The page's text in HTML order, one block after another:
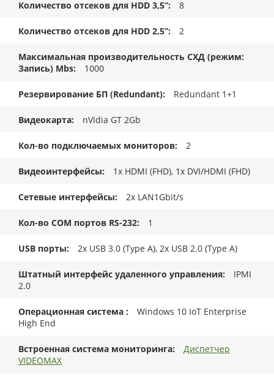
Количество отсеков для HDD 3,5” 8
Количество отсеков для HDD 2,5” 2
Максимальная производительность СХД (режим:
Запись) Mbs
1000
Резервирование БП (Redundant) Redundant 1+1
Видеокарта nVidia GT 2Gb
Кол-во подключаемых мониторов 2
Видеоинтерфейсы 1x HDMI (FHD), 1x DVI/HDMI (FHD)
Сетевые интерфейсы 2x LAN1Gbit/s
Кол-во COM портов RS-232 1
USB порты 2x USB 3.0 (Type A), 2x USB 2.0 (Type A)
Штатный интерфейс удаленного управления
IPMI
2.0
Операционная система
Windows 10 IoT Enterprise
High End
Встроенная система мониторинга
Диспетчер
VIDEOMAX